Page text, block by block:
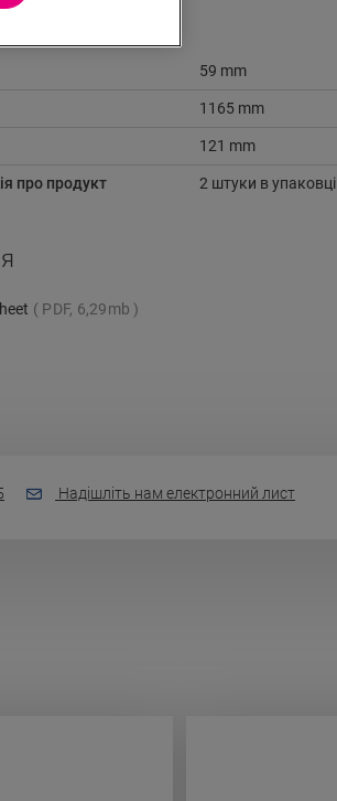
59 mm
1165 mm
121 mm
про продукт 2 штуки в упаковці
PDF, 6,29mb
Надішліть нам електронний лист